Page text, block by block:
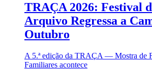
TRAÇA 2026: Festival
Arquivo Regressa a
Outubro
A 5.ª edição da TRAÇA — Mostra de
Familiares acontece